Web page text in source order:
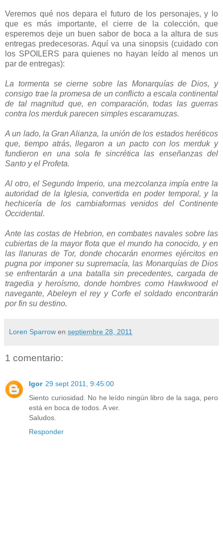
Veremos qué nos depara el futuro de los personajes, y lo
que es más importante, el cierre de la colección, que
esperemos deje un buen sabor de boca a la altura de sus
entregas predecesoras. Aquí va una sinopsis (cuidado con
los SPOILERS para quienes no hayan leído al menos un
par de entregas):
La tormenta se cierne sobre las Monarquías de Dios, y
consigo trae la promesa de un conflicto a escala continental
de tal magnitud que, en comparación, todas las guerras
contra los merduk parecen simples escaramuzas.
A un lado, la Gran Alianza, la unión de los estados heréticos
que, tiempo atrás, llegaron a un pacto con los merduk y
fundieron en una sola fe sincrética las enseñanzas del
Santo y el Profeta.
Al otro, el Segundo Imperio, una mezcolanza impía entre la
autoridad de la Iglesia, convertida en poder temporal, y la
hechicería de los cambiaformas venidos del Continente
Occidental.
Ante las costas de Hebrion, en combates navales sobre las
cubiertas de la mayor flota que el mundo ha conocido, y en
las llanuras de Tor, donde chocarán enormes ejércitos en
pugna por imponer su supremacía, las Monarquías de Dios
se enfrentarán a una batalla sin precedentes, cargada de
tragedia y heroísmo, donde hombres como Hawkwood el
navegante, Abeleyn el rey y Corfe el soldado encontrarán
por fin su destino.
Loren Sparrow en septiembre 28, 2011
1 comentario:
Igor 29 sept 2011, 9:45:00
Siento curiosidad. No he leído ningún libro de la saga, pero
está en boca de todos. A ver.
Saludos.
Responder